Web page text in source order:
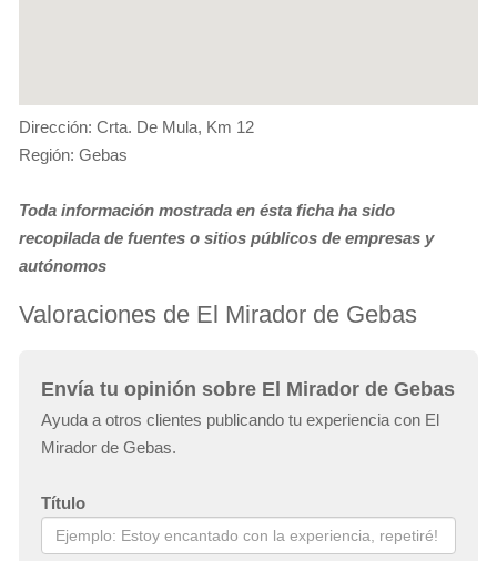
Dirección: Crta. De Mula, Km 12
Región: Gebas
Toda información mostrada en ésta ficha ha sido
recopilada de fuentes o sitios públicos de empresas y
autónomos
Valoraciones de El Mirador de Gebas
Envía tu opinión sobre El Mirador de Gebas
Ayuda a otros clientes publicando tu experiencia con El
Mirador de Gebas.
Título